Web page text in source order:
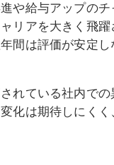
や給与アップの
リアを大きく飛
間は評価が安定し
れている社内で
化は期待しにく